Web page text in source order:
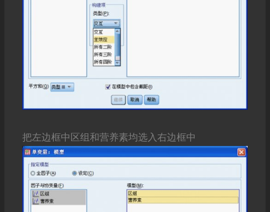
把左边框中区组和营养素均选入右边框中